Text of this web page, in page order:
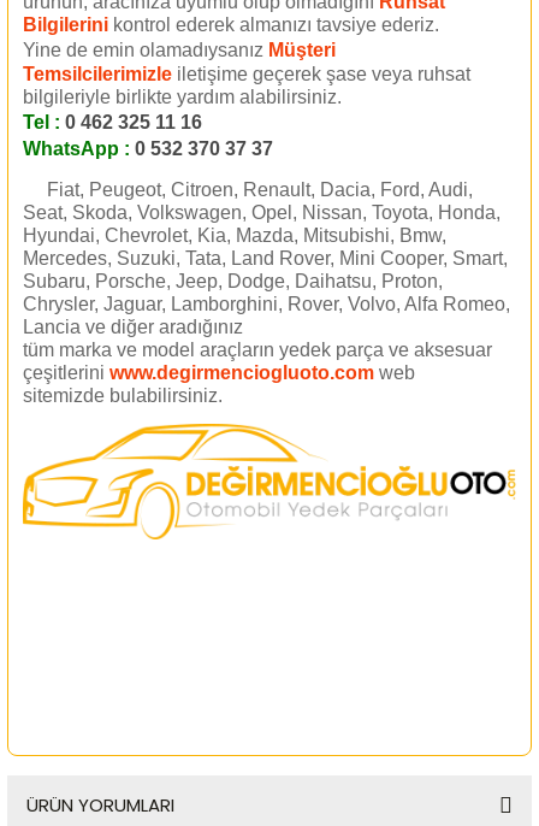
Bilgilerini kontrol ederek almanızı tavsiye ederiz.
Yine de emin olamadıysanız Müşteri
Temsilcilerimizle iletişime geçerek şase veya ruhsat
bilgileriyle birlikte yardım alabilirsiniz.
Tel : 0 462 325 11 16
WhatsApp : 0 532 370 37 37
Fiat, Peugeot, Citroen, Renault, Dacia, Ford, Audi,
Seat, Skoda, Volkswagen, Opel, Nissan, Toyota, Honda,
Hyundai, Chevrolet, Kia, Mazda, Mitsubishi, Bmw,
Mercedes, Suzuki, Tata, Land Rover, Mini Cooper, Smart,
Subaru, Porsche, Jeep, Dodge, Daihatsu, Proton,
Chrysler, Jaguar, Lamborghini, Rover, Volvo, Alfa Romeo,
Lancia ve diğer aradığınız
tüm marka ve model araçların yedek parça ve aksesuar
çeşitlerini www.degirmenciogluoto.com web
sitemizde bulabilirsiniz.
ÜRÜN YORUMLARI